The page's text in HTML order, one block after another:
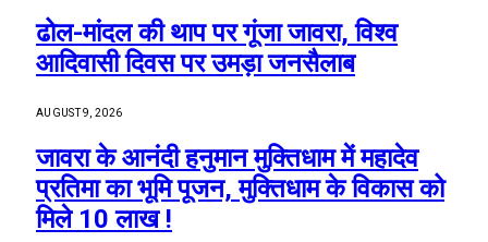
ढोल-मांदल की थाप पर गूंजा जावरा, विश्व
आदिवासी दिवस पर उमड़ा जनसैलाब
AUGUST 9, 2026
जावरा के आनंदी हनुमान मुक्तिधाम में महादेव
प्रतिमा का भूमि पूजन, मुक्तिधाम के विकास को
मिले 10 लाख !